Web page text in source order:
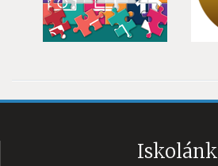
Iskolánk